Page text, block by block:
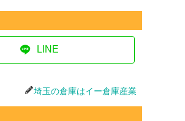
LINE
埼玉の倉庫はイー倉庫産業